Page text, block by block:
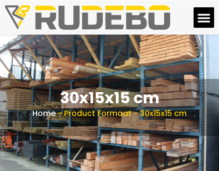
30x15x15 cm
Home-Product Formaat-30x15x15 cm